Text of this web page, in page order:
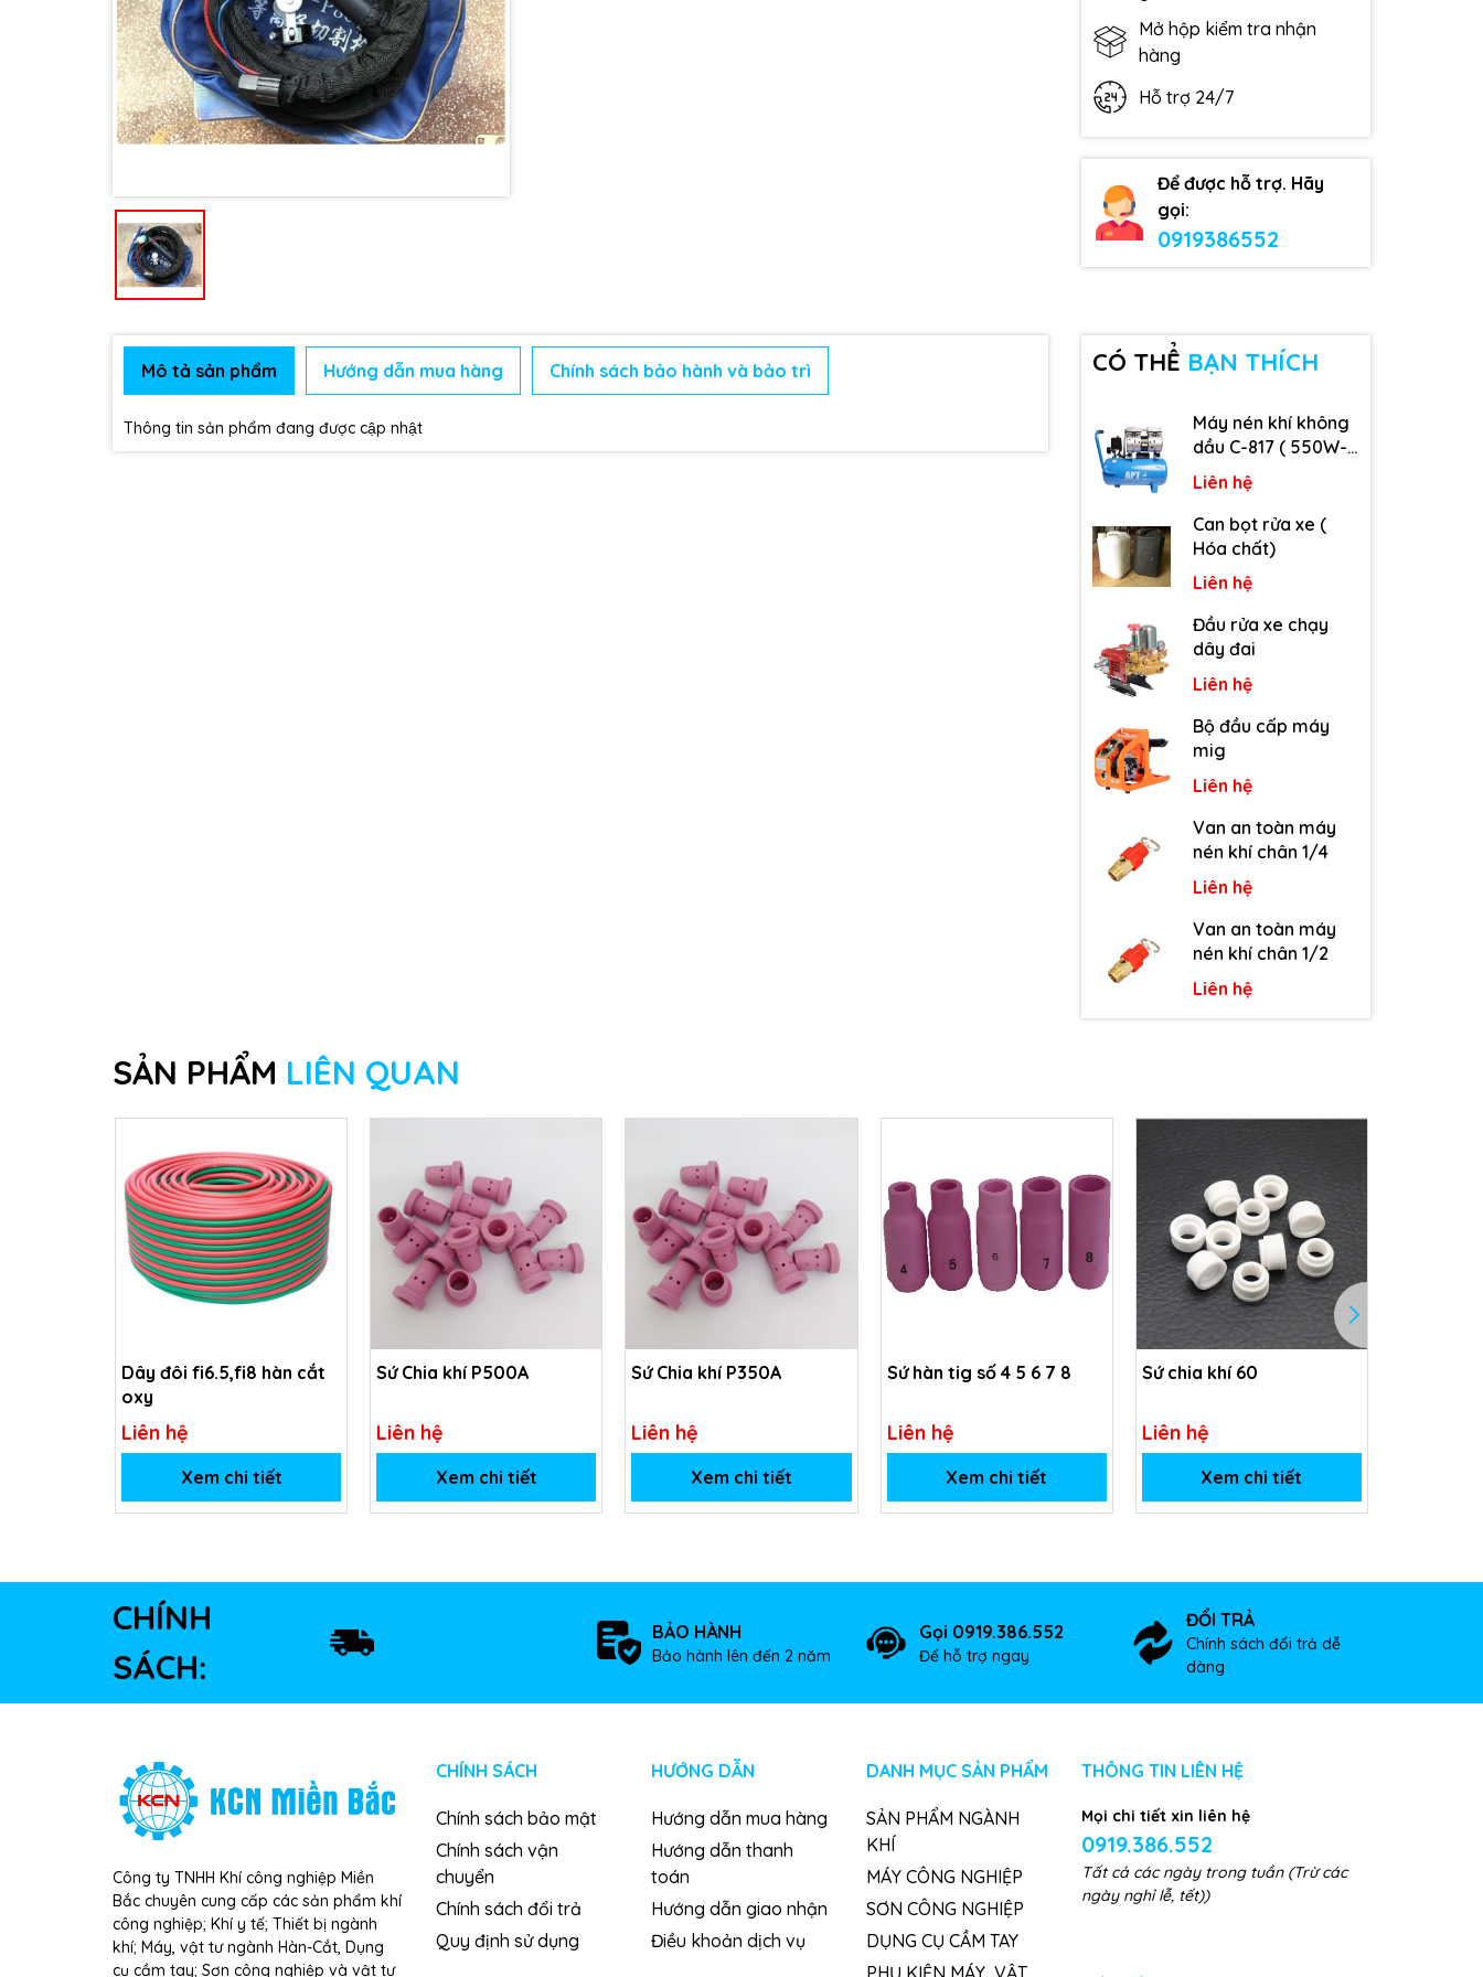
Mở hộp kiểm tra nhận
hàng
Hỗ trợ 24/7
Để được hỗ trợ. Hãy
gọi:
0919386552
Mô tả sản phẩm Hướng dẫn mua hàng Chính sách bảo hành và bảo trì
Thông tin sản phẩm đang được cập nhật
CÓ THỂ BẠN THÍCH
Máy nén khí không
dầu C-817 ( 550W-
9L )
Liên hệ
Can bọt rửa xe (
Hóa chất)
Liên hệ
Đầu rửa xe chạy
dây đai
Liên hệ
Bộ đầu cấp máy
mig
Liên hệ
Van an toàn máy
nén khí chân 1/4
Liên hệ
Van an toàn máy
nén khí chân 1/2
Liên hệ
SẢN PHẨM LIÊN QUAN
Dây đôi fi6.5,fi8 hàn cắt
oxy
Liên hệ
Xem chi tiết
Sứ Chia khí P500A
Liên hệ
Xem chi tiết
Sứ Chia khí P350A
Liên hệ
Xem chi tiết
Sứ hàn tig số 4 5 6 7 8
Liên hệ
Xem chi tiết
Sứ chia khí 60
Liên hệ
Xem chi tiết
CHÍNH
SÁCH:
BẢO HÀNH
Bảo hành lên đến 2 năm
Gọi 0919.386.552
Để hỗ trợ ngay
ĐỔI TRẢ
Chính sách đổi trả dễ
dàng
Công ty TNHH Khí công nghiệp Miền
Bắc chuyên cung cấp các sản phẩm khí
công nghiệp; Khí y tế; Thiết bị ngành
khí; Máy, vật tư ngành Hàn-Cắt, Dụng
cụ cầm tay; Sơn công nghiệp và vật tư
CHÍNH SÁCH
Chính sách bảo mật
Chính sách vận
chuyển
Chính sách đổi trả
Quy định sử dụng
HƯỚNG DẪN
Hướng dẫn mua hàng
Hướng dẫn thanh
toán
Hướng dẫn giao nhận
Điều khoản dịch vụ
DANH MỤC SẢN PHẨM
SẢN PHẨM NGÀNH
KHÍ
MÁY CÔNG NGHIỆP
SƠN CÔNG NGHIỆP
DỤNG CỤ CẦM TAY
THÔNG TIN LIÊN HỆ
Mọi chi tiết xin liên hệ
0919.386.552
Tất cả các ngày trong tuần (Trừ các
ngày nghỉ lễ, tết))